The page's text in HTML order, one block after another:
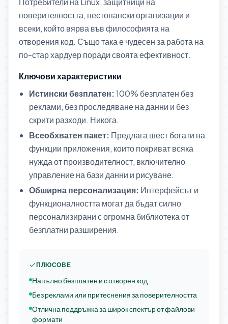
поверителността, нестопански организации и
всеки, който вярва във философията на
отворения код. Също така е чудесен за работа на
по-стар хардуер поради своята ефективност.
Ключови характеристики
Истински безплатен:100% безплатен без
реклами, без проследяване на данни и без
скрити разходи. Никога.
Всеобхватен пакет: Предлага шест богати на
функции приложения, които покриват всяка
нужда от производителност, включително
управление на бази данни и рисуване.
Обширна персонализация: Интерфейсът и
функционалността могат да бъдат силно
персонализирани с огромна библиотека от
безплатни разширения.
ПЛЮСОВЕ
Напълно безплатен и с отворен код
Без реклами или притеснения за поверителността
Отлична поддръжка за широк спектър от файлови
формати